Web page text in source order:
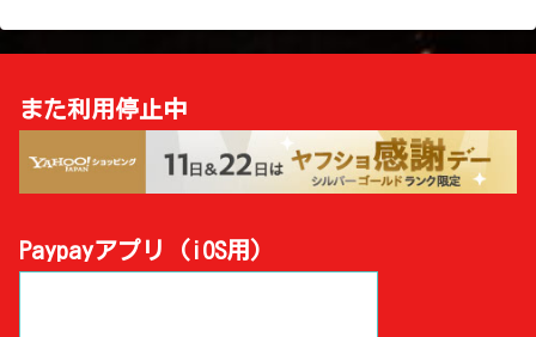
また利用停止中
Paypayアプリ (iOS用)